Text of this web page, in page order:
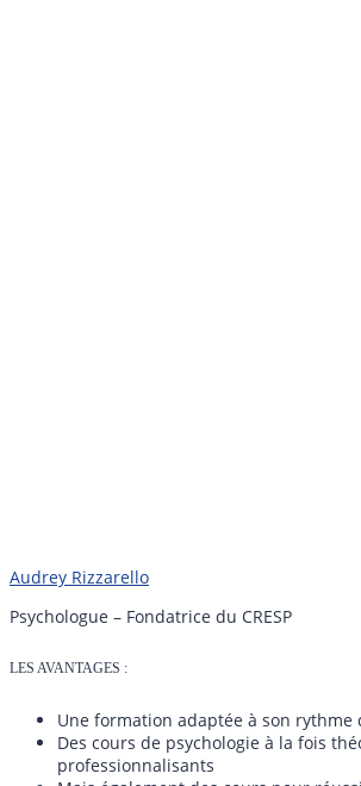
Audrey Rizzarello
Psychologue – Fondatrice du CRESP
LES AVANTAGES :
Une formation adaptée à son rythme
Des cours de psychologie à la fois
professionnalisants